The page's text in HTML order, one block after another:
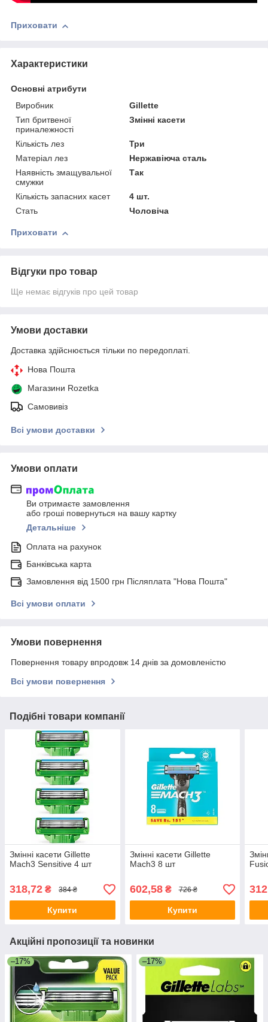
Приховати
Характеристики
Основні атрибути
Виробник
Gillette
Тип бритвеної
приналежності
Змінні касети
Кількість лез
Три
Матеріал лез
Нержавіюча сталь
Наявність змащувальної
смужки
Так
Кількість запасних касет
4 шт.
Стать
Чоловіча
Приховати
Відгуки про товар
Ще немає відгуків про цей товар
Умови доставки
Доставка здійснюється тільки по передоплаті.
Нова Пошта
Магазини Rozetka
Самовивіз
Всі умови доставки
Умови оплати
Ви отримаєте замовлення
або гроші повернуться на вашу картку
Детальніше
Оплата на рахунок
Банківська карта
Замовлення від 1500 грн Післяплата "Нова Пошта"
Всі умови оплати
Умови повернення
Повернення товару впродовж 14 днів за домовленістю
Всі умови повернення
Подібні товари компанії
Змінні касети Gillette
Mach3 Sensitive 4 шт
318,72 ₴ 384 ₴
Купити
Змінні касети Gillette
Mach3 8 шт
602,58₴ 726 ₴
Купити
Акційні пропозиції та новинки
–17% –17%